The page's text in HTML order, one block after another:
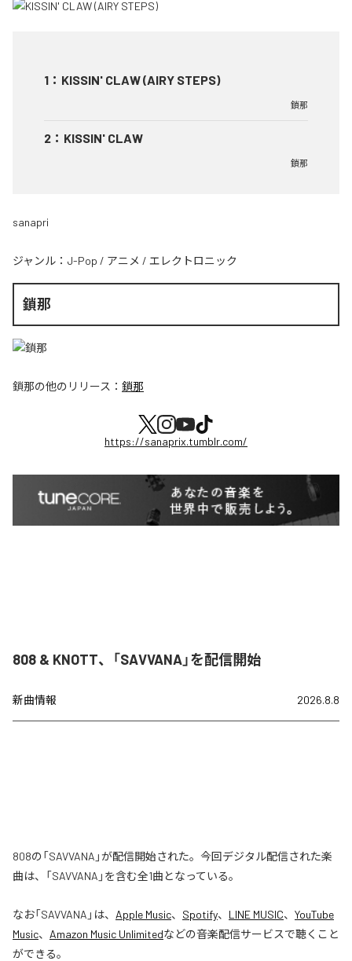
1 ： KISSIN' CLAW (AIRY STEPS)
鎖那
2 ： KISSIN' CLAW
鎖那
sanapri
ジャンル： J-Pop / アニメ / エレクトロニック
鎖那
鎖那の他のリリース： 鎖那
https://sanaprix.tumblr.com/
808 & KNOTT、「SAVVANA」を配信開始
新曲情報 2026.8.8
808の「SAVVANA」が配信開始された。今回デジタル配信された楽
曲は、「SAVVANA」を含む全1曲となっている。
なお「SAVVANA 」は、 Apple Music、 Spotify、 LINE MUSIC、 YouTube
Music、 Amazon Music Unlimitedなどの音楽配信サービスで聴くこと
ができる。